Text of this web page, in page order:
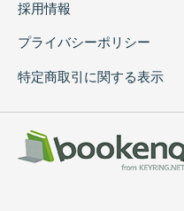
採用情報
プライバシーポリシー
特定商取引に関する表示